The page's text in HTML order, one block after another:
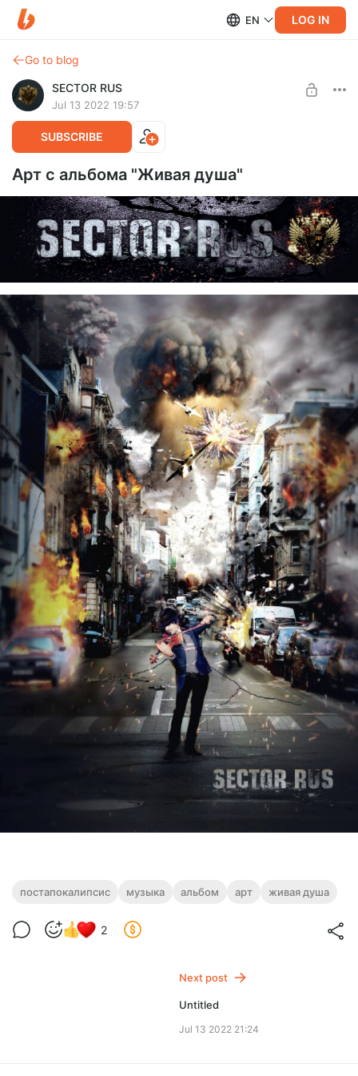
EN LOG IN
Go to blog
SECTOR RUS
Jul 13 2022 19:57
SUBSCRIBE
Арт с альбома "Живая душа"
постапокалипсис музыка альбом арт живая душа
2
Next post
Untitled
Jul 13 2022 21:24